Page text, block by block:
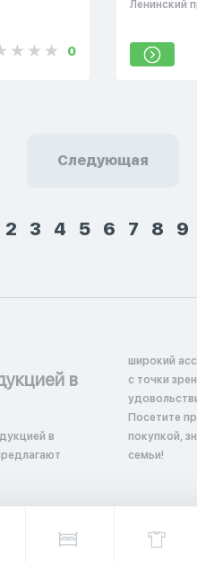
0
Ленинский
Следующая
2 3 4 5 6 7 8 9
в
в
широкий
с точки
Посетите
покупкой,
семьи!